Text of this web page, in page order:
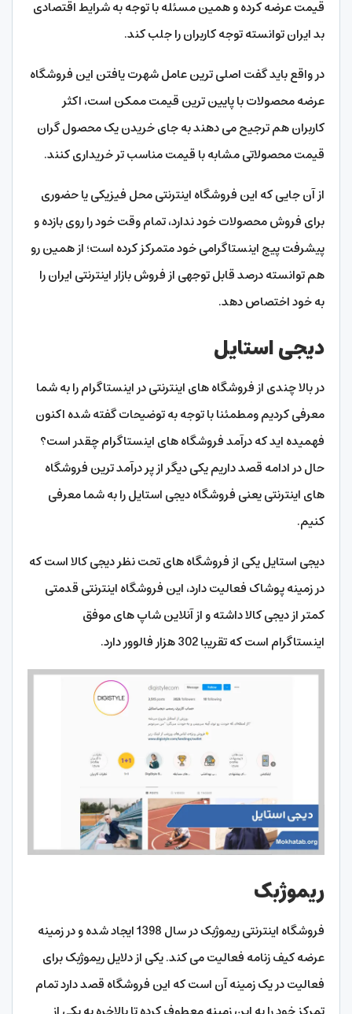
قیمت عرضه کرده و همین مسئله با توجه به شرایط اقتصادی
بد ایران توانسته توجه کاربران را جلب کند.
در واقع باید گفت اصلی ترین عامل شهرت یافتن این فروشگاه
عرضه محصولات با پایین ترین قیمت ممکن است، اکثر
کاربران هم ترجیح می دهند به جای خریدن یک محصول گران
قیمت محصولاتی مشابه با قیمت مناسب تر خریداری کنند.
از آن جایی که این فروشگاه اینترنتی محل فیزیکی یا حضوری
برای فروش محصولات خود ندارد، تمام وقت خود را روی بازده و
پیشرفت پیج اینستاگرامی خود متمرکز کرده است؛ از همین رو
هم توانسته درصد قابل توجهی از فروش بازار اینترنتی ایران را
به خود اختصاص دهد.
دیجی استایل
در بالا چندی از فروشگاه های اینترنتی در اینستاگرام را به شما
معرفی کردیم ومطمئنا با توجه به توضیحات گفته شده اکنون
فهمیده اید که درآمد فروشگاه های اینستاگرام چقدر است؟
حال در ادامه قصد داریم یکی دیگر از پر درآمد ترین فروشگاه
های اینترنتی یعنی فروشگاه دیجی استایل را به شما معرفی
کنیم.
دیجی استایل یکی از فروشگاه های تحت نظر دیجی کالا است که
در زمینه پوشاک فعالیت دارد، این فروشگاه اینترنتی قدمتی
کمتر از دیجی کالا داشته و از آنلاین شاپ های موفق
اینستاگرام است که تقریبا 302 هزار فالوور دارد.
ریموژبک
فروشگاه اینترنتی ریموژبک در سال 1398 ایجاد شده و در زمینه
عرضه کیف زنامه فعالیت می کند. یکی از دلایل ریموژبک برای
فعالیت در یک زمینه آن است که این فروشگاه قصد دارد تمام